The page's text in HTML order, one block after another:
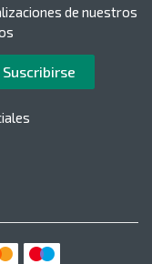
de nuestros
Suscribirse